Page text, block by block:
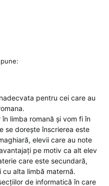
pentru cei care au
limba romană și vom fi în
se dorește înscrierea este
elevii care au note
pe motiv ca alt elev
care este secundară,
alta limbă maternă.
de informatică în care